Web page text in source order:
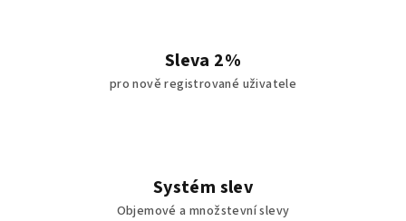
Sleva 2%
pro nově registrované uživatele
Systém slev
Objemové a množstevní slevy